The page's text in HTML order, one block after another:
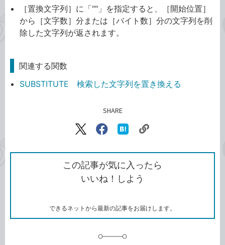
［置換文字列］に「""」を指定すると、［開始位置］
から［文字数］分または［バイト数］分の文字列を削
除した文字列が返されます。
関連する関数
SUBSTITUTE 検索した文字列を置き換える
SHARE
X（旧
で
シ
ェ
ア
Facebook
シ
ェ
ア
な
ブ
ッ
ク
ク
ク
を
コ
この記事が気に入ったら
いいね！しよう
できるネットから最新の記事をお届けします。